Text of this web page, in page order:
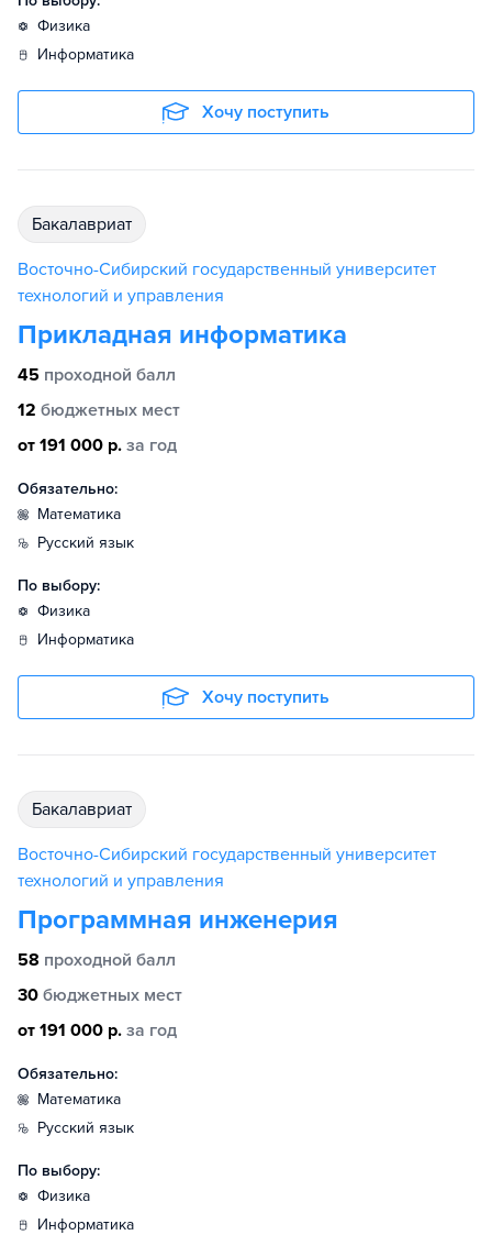
физика
информатика
Хочу поступить
бакалавриат
Восточно-Сибирский государственный университет
технологий и управления
Прикладная информатика
45 проходной балл
12 бюджетных мест
от 191 000 р. за год
Обязательно:
математика
русский язык
По выбору:
физика
информатика
Хочу поступить
бакалавриат
Восточно-Сибирский государственный университет
технологий и управления
Программная инженерия
58 проходной балл
30 бюджетных мест
от 191 000 р. за год
Обязательно:
математика
русский язык
По выбору:
физика
информатика